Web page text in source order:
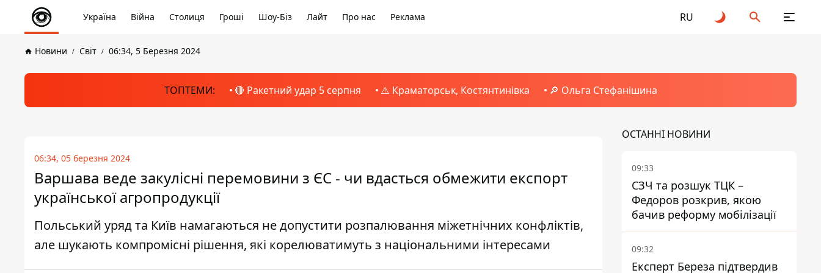
Україна Війна Столиця Гроші Шоу-Біз Лайт Про нас Реклама RU
Новини Світ 06:34, 5 Березня 2024
ТОПТЕМИ: 🔴 Ракетний удар 5 серпня ⚠️ Краматорськ, Костянтинівка 🔎 Ольга Стефанішина
06:34, 05 березня 2024
Варшава веде закулісні перемовини з ЄС - чи вдасться обмежити експорт
української агропродукції
Польський уряд та Київ намагаються не допустити розпалювання міжетнічних конфліктів,
але шукають компромісні рішення, які корелюватимуть з національними інтересами
ОСТАННІ НОВИНИ
09:33
СЗЧ та розшук ТЦК –
Федоров розкрив, якою
бачив реформу мобілізації
09:32
Експерт Береза підтвердив